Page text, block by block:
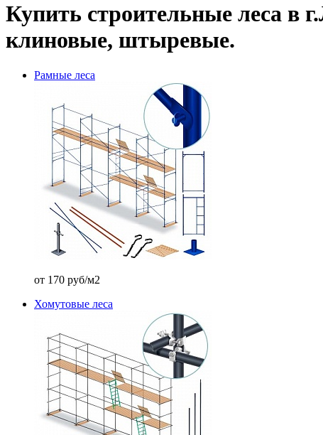
Купить строительные леса в
клиновые, штыревые.
Рамные леса
от 170 руб/м2
Хомутовые леса